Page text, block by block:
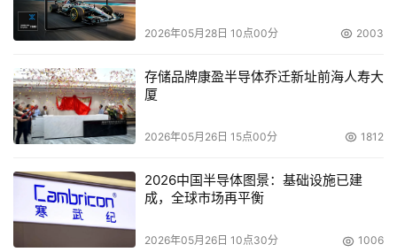
2026年05月28日 10点00分 2003
存储品牌康盈半导体乔迁新址前海人寿大
厦
2026年05月26日 15点00分 1812
2026中国半导体图景：基础设施已建
成，全球市场再平衡
2026年05月26日 10点30分 1006